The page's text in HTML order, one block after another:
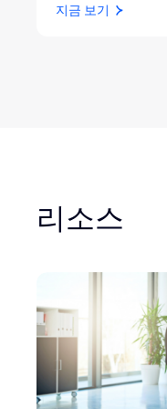
지금 보기
리소스